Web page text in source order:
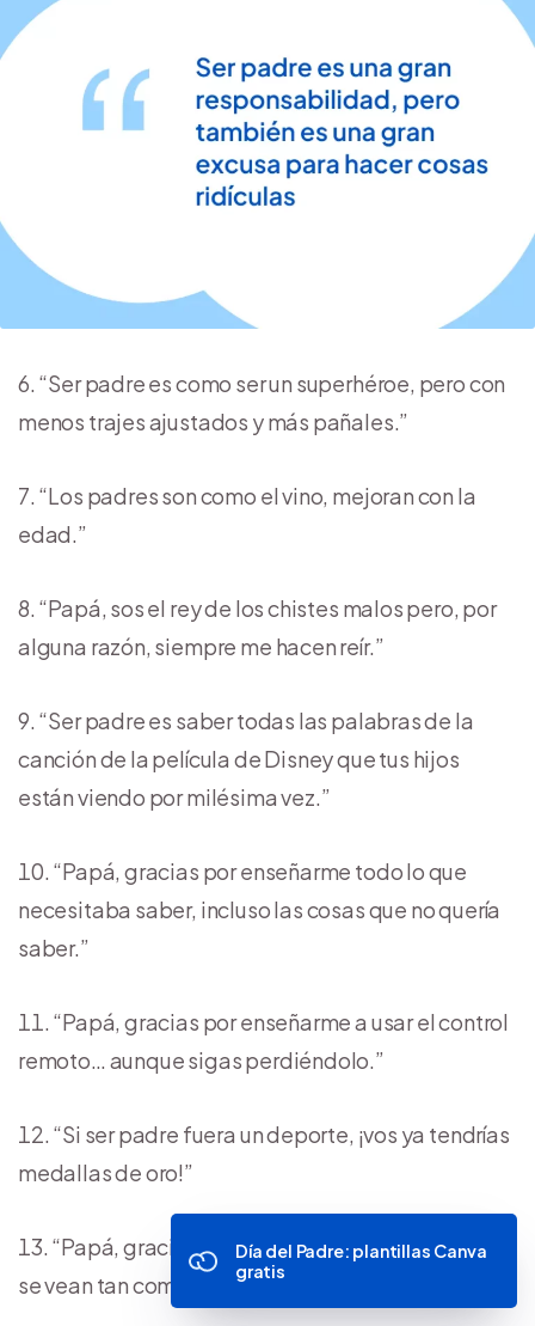
“Ser padre es como ser un superhéroe, pero con
menos trajes ajustados y más pañales.”
“Los padres son como el vino, mejoran con la
edad.”
“Papá, sos el rey de los chistes malos pero, por
alguna razón, siempre me hacen reír.”
“Ser padre es saber todas las palabras de la
canción de la película de Disney que tus hijos
están viendo por milésima vez.”
“Papá, gracias por enseñarme todo lo que
necesitaba saber, incluso las cosas que no quería
saber.”
“Papá, gracias por enseñarme a usar el control
remoto… aunque sigas perdiéndolo.”
“Si ser padre fuera un deporte, ¡vos ya tendrías
medallas de oro!”
“Papá, gracias por hacer que las herramientas
se vean tan complicadas.”
Día del Padre: plantillas Canva
gratis